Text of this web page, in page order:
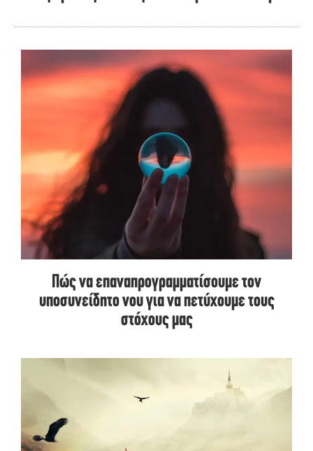
Πώς να επαναπρογραμματίσουμε τον
υποσυνείδητο νου για να πετύχουμε τους
στόχους μας